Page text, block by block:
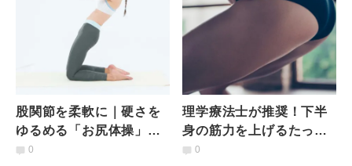
股関節を柔軟に｜硬さを
ゆるめる「お尻体操」と
は0
理学療法士が推奨！下半
身の筋力を上げるたった1
つのゴールデンエクサと
0